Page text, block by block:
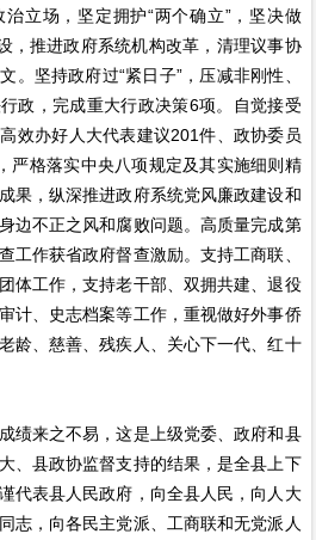
立场，坚定拥护“两个确立”，坚决做
，推进政府系统机构改革，清理议事协
。坚持政府过“紧日子”，压减非刚性、
政，完成重大行政决策6项。自觉接受
效办好人大代表建议201件、政协委员
严格落实中央八项规定及其实施细则精
果，纵深推进政府系统党风廉政建设和
边不正之风和腐败问题。高质量完成第
工作获省政府督查激励。支持工商联、
体工作，支持老干部、双拥共建、退役
计、史志档案等工作，重视做好外事侨
龄、慈善、残疾人、关心下一代、红十
来之不易，这是上级党委、政府和县
、县政协监督支持的结果，是全县上下
代表县人民政府，向全县人民，向人大
志，向各民主党派、工商联和无党派人